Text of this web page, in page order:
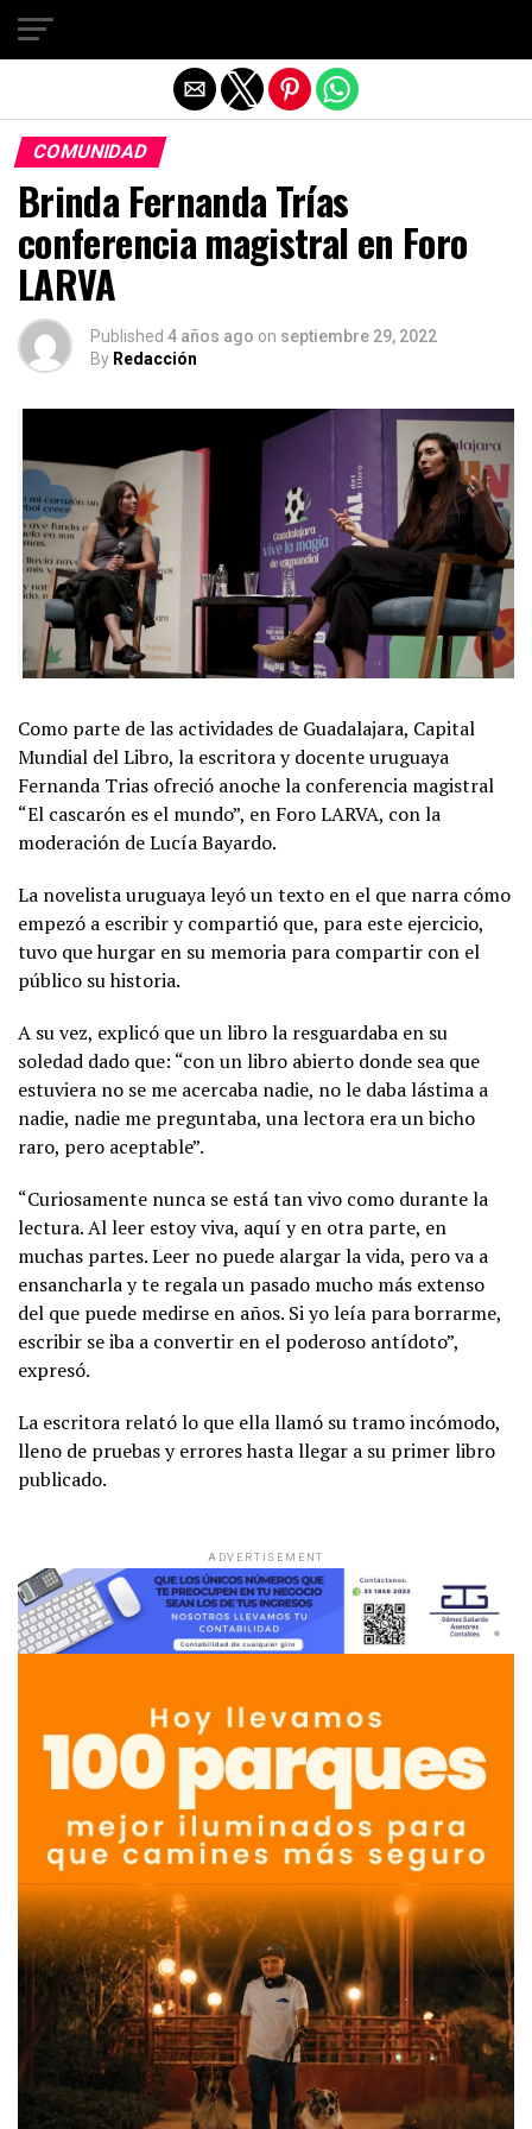
COMUNIDAD
Brinda Fernanda Trías
conferencia magistral en Foro
LARVA
Published 4 años ago on septiembre 29, 2022
By Redacción
Como parte de las actividades de Guadalajara, Capital
Mundial del Libro, la escritora y docente uruguaya
Fernanda Trias ofreció anoche la conferencia magistral
“El cascarón es el mundo”, en Foro LARVA, con la
moderación de Lucía Bayardo.
La novelista uruguaya leyó un texto en el que narra cómo
empezó a escribir y compartió que, para este ejercicio,
tuvo que hurgar en su memoria para compartir con el
público su historia.
A su vez, explicó que un libro la resguardaba en su
soledad dado que: “con un libro abierto donde sea que
estuviera no se me acercaba nadie, no le daba lástima a
nadie, nadie me preguntaba, una lectora era un bicho
raro, pero aceptable”.
“Curiosamente nunca se está tan vivo como durante la
lectura. Al leer estoy viva, aquí y en otra parte, en
muchas partes. Leer no puede alargar la vida, pero va a
ensancharla y te regala un pasado mucho más extenso
del que puede medirse en años. Si yo leía para borrarme,
escribir se iba a convertir en el poderoso antídoto”,
expresó.
La escritora relató lo que ella llamó su tramo incómodo,
lleno de pruebas y errores hasta llegar a su primer libro
publicado.
ADVERTISEMENT